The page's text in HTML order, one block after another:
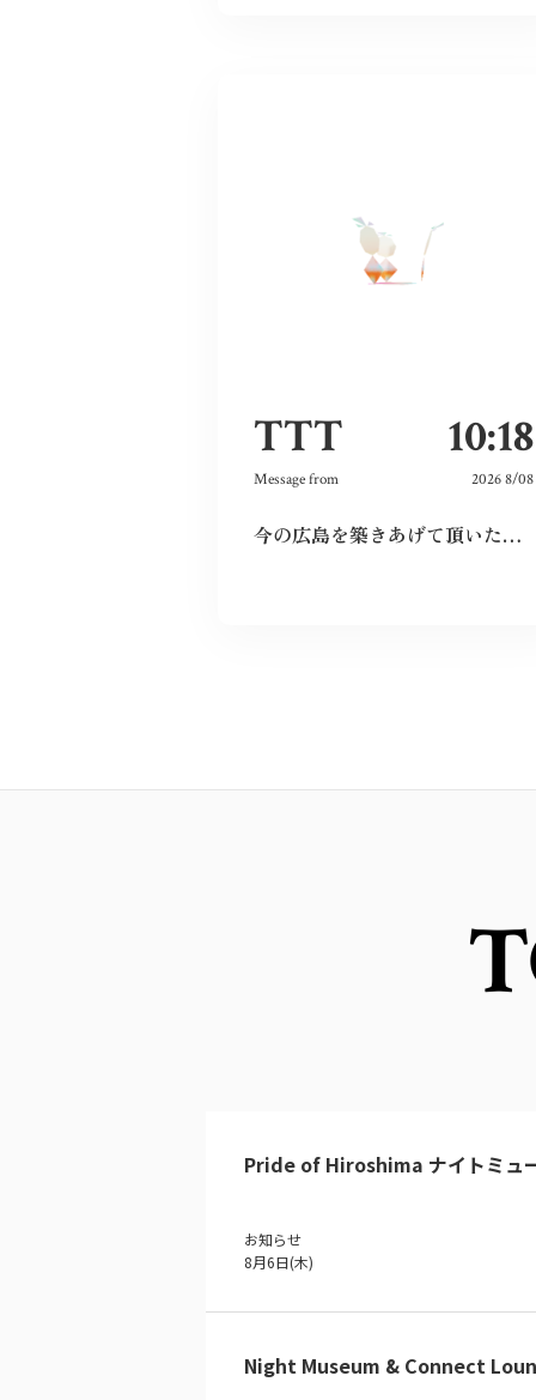
TTT 10:18
Message from 2026 8/08
今の広島を築きあげて頂いた先祖に感謝しつつ、僕達若い世代でこの広島を継承していきたいと、強く思いました。
Pride of Hiroshima ナイトミュ
お知らせ
8月6日(木)
Night Museum & Connect